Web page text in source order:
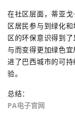
在社区层面，蒂亚
区居民参与到绿化
区的环保意识得到
与而变得更加绿色
进了巴西城市的可
验。
总结：
PA电子官网